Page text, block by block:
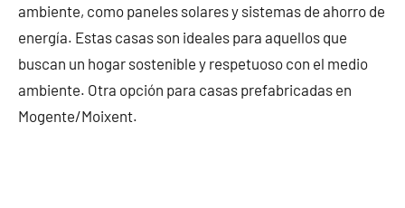
ambiente, como paneles solares y sistemas de ahorro de
energía. Estas casas son ideales para aquellos que
buscan un hogar sostenible y respetuoso con el medio
ambiente. Otra opción para casas prefabricadas en
Mogente/Moixent.